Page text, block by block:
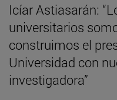
Icíar Astiasarán:
universitarios
construimos el
Universidad con
investigadora”